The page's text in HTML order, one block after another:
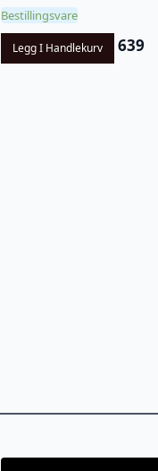
Bestillingsvare
Legg I Handlekurv 639